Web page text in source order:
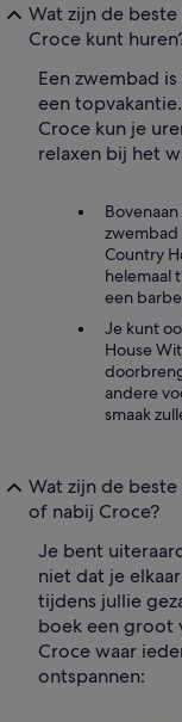
Wat zijn de
Croce kunt
Een zwembad
een
Croce kun je
relaxen bij het
zwembad
Country
helemaal
een
Je kunt
House
andere
smaak
Wat zijn de
of nabij Croce?
Je bent
niet dat je
tijdens jullie
boek een groot
Croce waar
ontspannen: